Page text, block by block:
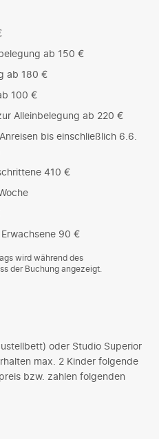
ab 150 €
ab 180 €
100 €
Alleinbelegung ab 220 €
bis einschließlich 6.6.
410 €
90 €
wird während des
der Buchung angezeigt.
oder Studio Superior
max. 2 Kinder folgende
bzw. zahlen folgenden